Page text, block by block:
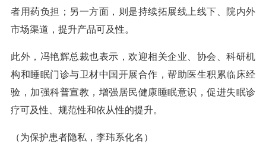
者用药负担；另一方面，则是持续拓展线上线下、院内外
市场渠道，提升产品可及性。
此外，冯艳辉总裁也表示，欢迎相关企业、协会、科研机
构和睡眠门诊与卫材中国开展合作，帮助医生积累临床经
验，加强科普宣教，增强居民健康睡眠意识，促进失眠诊
疗可及性、规范性和依从性的提升。
（为保护患者隐私，李玮系化名）